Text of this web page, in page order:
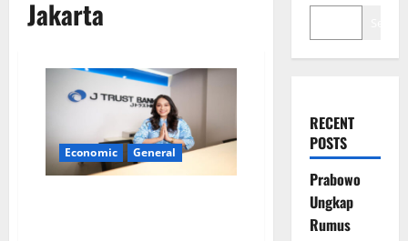
Jakarta
Economic General
RECENT
POSTS
Prabowo
Ungkap
Rumus